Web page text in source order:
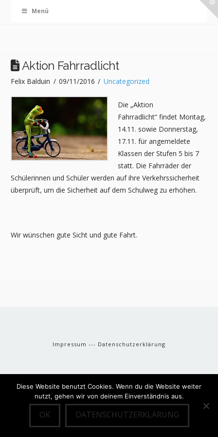
Menü
Aktion Fahrradlicht
Felix Balduin 09/11/2016 Uncategorized
Die „Aktion
Fahrradlicht“ findet Montag,
14.11. sowie Donnerstag,
17.11. für angemeldete
Klassen der Stufen 5 bis 7
statt. Die Fahrräder der
Schülerinnen und Schüler werden auf ihre Verkehrssicherheit
überprüft, um die Sicherheit auf dem Schulweg zu erhöhen.
Wir wünschen gute Sicht und gute Fahrt.
Impressum --- Datenschutzerklärung
Diese Website benutzt Cookies. Wenn du die Website weiter
nutzt, gehen wir von deinem Einverständnis aus.
OK DATENSCHUTZERKLÄRUNG